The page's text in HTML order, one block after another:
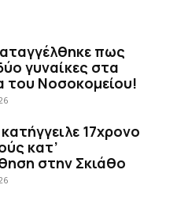
πως
γυναίκες στα
του Νοσοκομείου!
17χρονο
κατ’
στην Σκιάθο